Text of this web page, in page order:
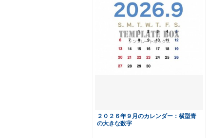
２０２６年９月のカレンダー：横型青
の大きな数字